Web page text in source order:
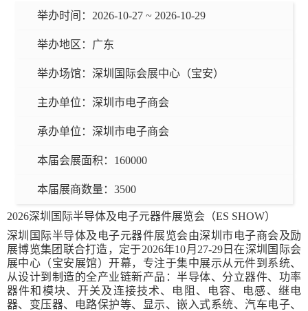
举办时间： 2026-10-27 ~ 2026-10-29
举办地区： 广东
举办场馆： 深圳国际会展中心（宝安）
主办单位： 深圳市电子商会
承办单位： 深圳市电子商会
本届会展面积： 160000
本届展商数量： 3500
2026深圳国际半导体及电子元器件展览会（ES SHOW）
深圳国际半导体及电子元器件展览会由深圳市电子商会及励
展博览集团联合打造，定于2026年10月27-29日在深圳国际会
展中心（宝安展馆）开幕，专注于集中展示从元件到系统、
从设计到制造的全产业链新产品：半导体、分立器件、功率
器件和模块、开关及连接技术、电阻、电容、电感、继电
器、变压器、电路保护等、显示、嵌入式系统、汽车电子、